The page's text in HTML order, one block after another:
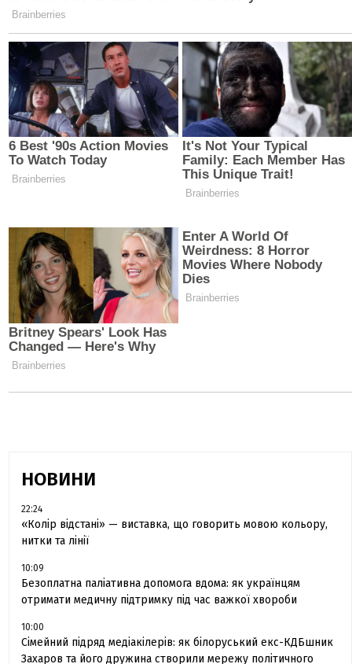
НОВИНИ
22:24
«Колір відстані» — виставка, що говорить мовою кольору,
нитки та лінії
10:09
Безоплатна паліативна допомога вдома: як українцям
отримати медичну підтримку під час важкої хвороби
10:00
Сімейний підряд медіакілерів: як білоруський екс-КДБшник
Захаров та його дружина створили мережу політичного